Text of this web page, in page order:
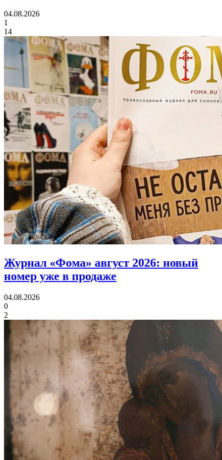
04.08.2026
1
14
Журнал «Фома» август 2026: новый
номер уже в продаже
04.08.2026
0
2